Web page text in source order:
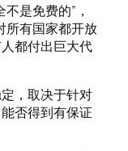
是免费的”，
所有国家都开放
都付出巨大代
，取决于针对
否得到有保证